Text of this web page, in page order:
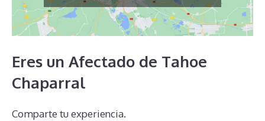
Eres un Afectado de Tahoe
Chaparral
Comparte tu experiencia.